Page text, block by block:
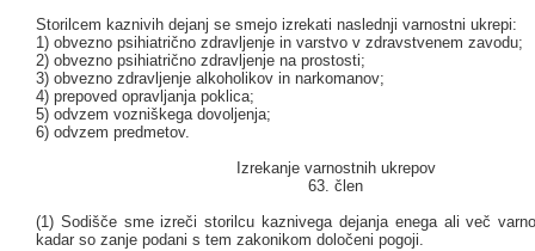
Storilcem kaznivih dejanj se smejo izrekati naslednji varnostni ukrepi:
1) obvezno psihiatrično zdravljenje in varstvo v zdravstvenem zavodu;
2) obvezno psihiatrično zdravljenje na prostosti;
3) obvezno zdravljenje alkoholikov in narkomanov;
4) prepoved opravljanja poklica;
5) odvzem vozniškega dovoljenja;
6) odvzem predmetov.
Izrekanje varnostnih ukrepov
63. člen
(1) Sodišče sme izreči storilcu kaznivega dejanja enega ali več
kadar so zanje podani s tem zakonikom določeni pogoji.